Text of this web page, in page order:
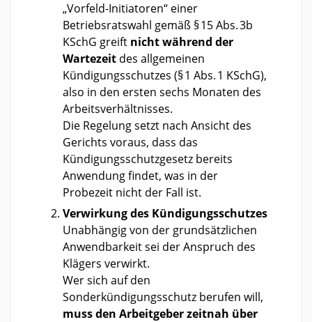
„Vorfeld-Initiatoren“ einer
Betriebsratswahl gemäß § 15 Abs. 3b
KSchG greift nicht während der
Wartezeit des allgemeinen
Kündigungsschutzes (§ 1 Abs. 1 KSchG),
also in den ersten sechs Monaten des
Arbeitsverhältnisses.
Die Regelung setzt nach Ansicht des
Gerichts voraus, dass das
Kündigungsschutzgesetz bereits
Anwendung findet, was in der
Probezeit nicht der Fall ist.
Verwirkung des Kündigungsschutzes
Unabhängig von der grundsätzlichen
Anwendbarkeit sei der Anspruch des
Klägers verwirkt.
Wer sich auf den
Sonderkündigungsschutz berufen will,
muss den Arbeitgeber zeitnah über